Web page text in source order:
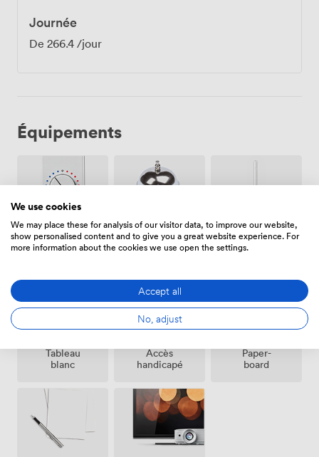
Journée
De 266.4 /jour
Équipements
Air
climatisé
Réception
sur place
Wifi
Tableau
blanc
Accès
handicapé
Paper-
board
We use cookies
We may place these for analysis of our visitor data, to improve our website,
show personalised content and to give you a great website experience. For
more information about the cookies we use open the settings.
Accept all
No, adjust